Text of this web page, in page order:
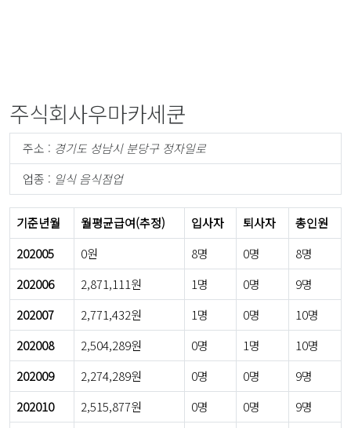
주식회사우마카세쿤
주소 : 경기도 성남시 분당구 정자일로
업종 : 일식 음식점업
기준년월 월평균급여(추정) 입사자 퇴사자
총인원
202005
0원 8명 0명
8명
202006
2,871,111원 1명 0명
9명
202007
2,771,432원 1명 0명
10명
202008
2,504,289원 0명 1명
10명
202009
2,274,289원 0명 0명
9명
202010
2,515,877원 0명 0명
9명